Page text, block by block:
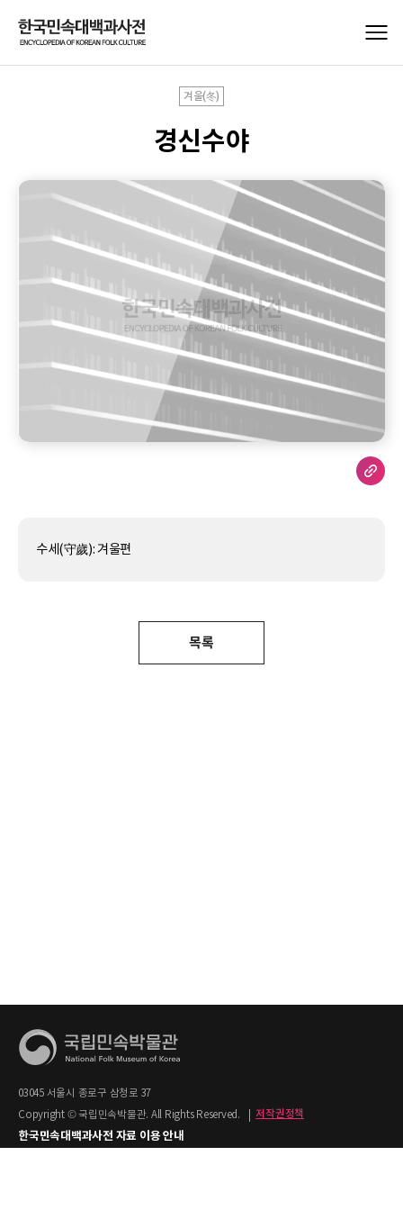
겨울(冬)
경신수야
수세(守歲): 겨울편
목록
03045 서울시 종로구 삼청로 37
Copyright © 국립민속박물관. All Rights Reserved.
저작권정책
한국민속대백과사전 자료 이용 안내